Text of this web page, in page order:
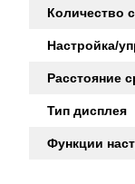
Количество
Настройка/
Расстояние
Тип дисплея
Функции